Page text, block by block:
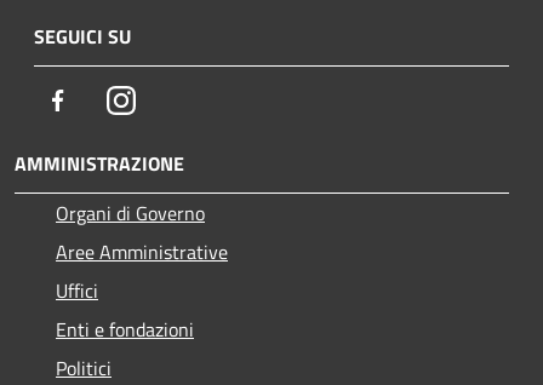
SEGUICI SU
FacebookInstagram
AMMINISTRAZIONE
Organi di Governo
Aree Amministrative
Uffici
Enti e fondazioni
Politici